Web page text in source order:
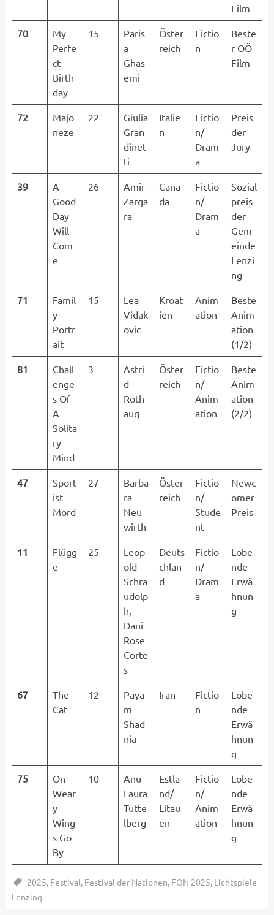
Film
70
My
Perfe
ct
Birth
day
15
Paris
a
Ghas
emi
Öster
reich
Fictio
n
Beste
r OÖ
Film
72
Majo
neze
22
Giulia
Gran
dinet
ti
Italie
n
Fictio
n/
Dram
a
Preis
der
Jury
39
A
Good
Day
Will
Com
e
26
Amir
Zarga
ra
Cana
da
Fictio
n/
Dram
a
Sozial
preis
der
Gem
einde
Lenzi
ng
71
Famil
y
Portr
ait
15
Lea
Vidak
ovic
Kroat
ien
Anim
ation
Beste
Anim
ation
(1/2)
81
Chall
enge
s Of
A
Solita
ry
Mind
3
Astri
d
Roth
aug
Öster
reich
Fictio
n/
Anim
ation
Beste
Anim
ation
(2/2)
47
Sport
ist
Mord
27
Barba
ra
Neu
wirth
Öster
reich
Fictio
n/
Stude
nt
Newc
omer
Preis
11
Flügg
e
25
Leop
old
Schra
udolp
h,
Dani
Rose
Corte
s
Deuts
chlan
d
Fictio
n/
Dram
a
Lobe
nde
Erwä
hnun
g
67
The
Cat
12
Paya
m
Shad
nia
Iran
Fictio
n
Lobe
nde
Erwä
hnun
g
75
On
Wear
y
Wing
s Go
By
10
Anu-
Laura
Tutte
lberg
Estla
nd/
Litau
en
Fictio
n/
Anim
ation
Lobe
nde
Erwä
hnun
g
2025, Festival, Festival der Nationen, FON 2025, Lichtspiele
Lenzing